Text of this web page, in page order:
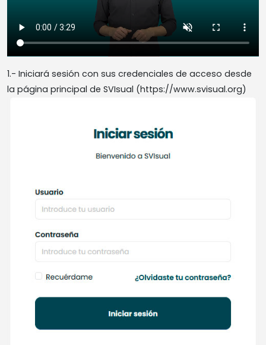
1.- Iniciará sesión con sus credenciales de acceso desde
la página principal de SVIsual (https://www.svisual.org)